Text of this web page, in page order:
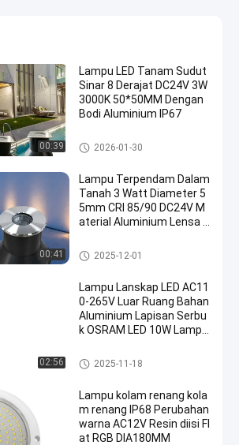
00:39
Lampu LED Tanam Sudut
Sinar 8 Derajat DC24V 3W
3000K 50*50MM Dengan
Bodi Aluminium IP67
dipimpin cahaya bawah tanah
2026-01-30
00:41
Lampu Terpendam Dalam
Tanah 3 Watt Diameter 5
5mm CRI 85/90 DC24V M
aterial Aluminium Lensa A
arkir
dipimpin cahaya bawah tanah
2025-12-01
02:56
Lampu Lanskap LED AC11
0-265V Luar Ruang Bahan
Aluminium Lapisan Serbu
k OSRAM LED 10W Lampu
Lampu rumput LED
2025-11-18
Lampu kolam renang kola
m renang IP68 Perubahan
warna AC12V Resin diisi Fl
at RGB DIA180MM